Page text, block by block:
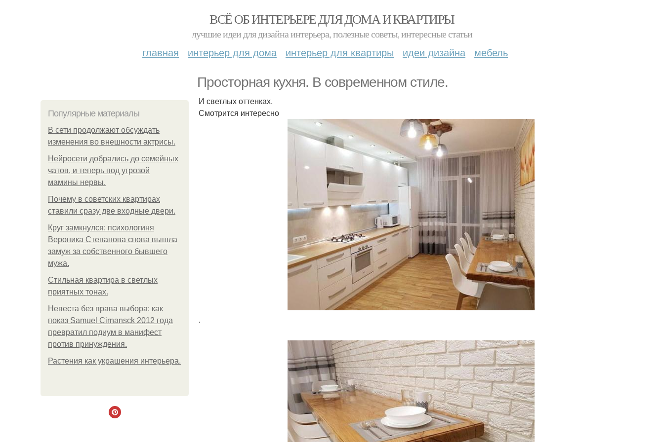
ВСЁ ОБ ИНТЕРЬЕРЕ ДЛЯ ДОМА И КВАРТИРЫ
лучшие идеи для дизайна интерьера, полезные советы, интересные статьи
главная интерьер для дома интерьер для квартиры идеи дизайна мебель
Просторная кухня. В современном стиле.
Популярные материалы
В сети продолжают обсуждать
изменения во внешности актрисы.
Нейросети добрались до семейных
чатов, и теперь под угрозой
мамины нервы.
Почему в советских квартирах
ставили сразу две входные двери.
Круг замкнулся: психологиня
Вероника Степанова снова вышла
замуж за собственного бывшего
мужа.
Стильная квартира в светлых
приятных тонах.
Невеста без права выбора: как
показ Samuel Cirnansck 2012 года
превратил подиум в манифест
против принуждения.
Растения как украшения интерьера.
И светлых оттенках.
Смотрится интересно
.